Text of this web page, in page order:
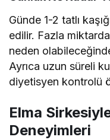
Günde 1-2 tatlı
edilir. Fazla
neden
Ayrıca uzun süreli
diyetisyen kontrolü
Elma
Deneyimleri